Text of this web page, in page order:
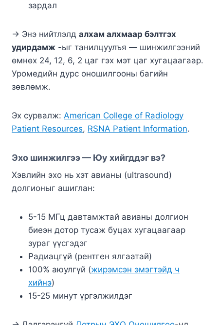
зардал
→ Энэ нийтлэлд алхам алхмаар бэлтгэх
удирдамж -ыг танилцуулъя — шинжилгээний
өмнөх 24, 12, 6, 2 цаг гэх мэт цаг хугацаагаар.
Уромедийн дурс оношилгооны багийн
зөвлөмж.
Эх сурвалж: American College of Radiology
Patient Resources, RSNA Patient Information.
Эхо шинжилгээ — Юу хийгддэг вэ?
Хэвлийн эхо нь хэт авианы (ultrasound)
долгионыг ашиглан:
5-15 МГц давтамжтай авианы долгион
биеэн дотор тусаж буцах хугацаагаар
зураг үүсгэдэг
Радиацгүй (рентген ялгаатай)
100% аюулгүй (жирэмсэн эмэгтэйд ч
хийнэ)
15-25 минут үргэлжилдэг